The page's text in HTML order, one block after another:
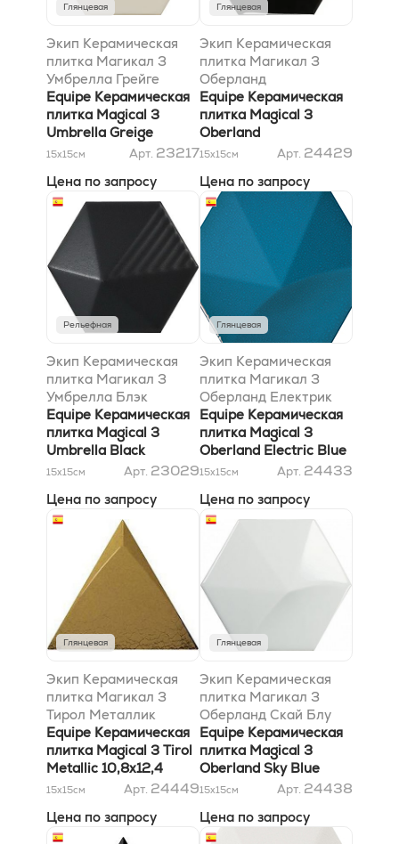
Глянцевая
Экип Керамическая
плитка Магикал 3
Умбрелла Грейге
12,4х10,7
Equipe Керамическая
плитка Magical 3
Umbrella Greige
12,4х10,7
15x15см Арт. 23217
Цена по запросу
Глянцевая
Экип Керамическая
плитка Магикал 3
Оберланд
Блэк10,7х12,4
Equipe Керамическая
плитка Magical 3
Oberland
Black10,7х12,4
15x15см Арт. 24429
Цена по запросу
Рельефная
Экип Керамическая
плитка Магикал 3
Умбрелла Блэк
12,4х10,7 матовый *
0,01м2/пл заказ от
палета
Equipe Керамическая
плитка Magical 3
Umbrella Black
12,4х10,7 Matt *
палета
15x15см Арт. 23029
Цена по запросу
Глянцевая
Экип Керамическая
плитка Магикал 3
Оберланд Електрик
Блу 10,7х12,4 HX
Equipe Керамическая
плитка Magical 3
Oberland Electric Blue
10,7х12,4 HX
15x15см Арт. 24433
Цена по запросу
Глянцевая
Экип Керамическая
плитка Магикал 3
Тирол Металлик
10,8х12,4
Equipe Керамическая
плитка Magical 3 Tirol
Metallic 10,8х12,4
15x15см Арт. 24449
Цена по запросу
Глянцевая
Экип Керамическая
плитка Магикал 3
Оберланд Скай Блу
12,4х10,7
Equipe Керамическая
плитка Magical 3
Oberland Sky Blue
12,4х10,7
15x15см Арт. 24438
Цена по запросу